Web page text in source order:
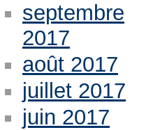
septembre
2017
août 2017
juillet 2017
juin 2017